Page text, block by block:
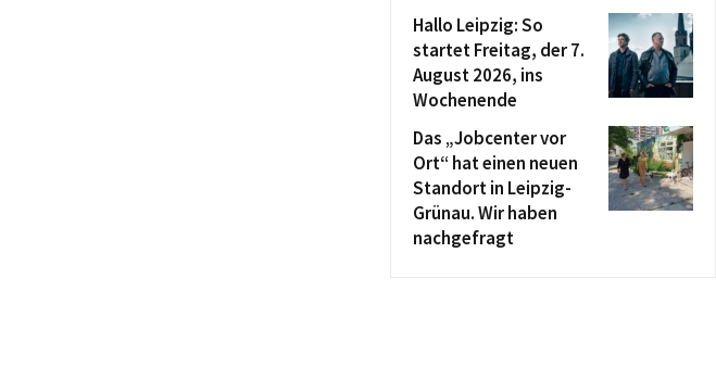
Hallo Leipzig: So
startet Freitag, der 7.
August 2026, ins
Wochenende
Das „Jobcenter vor
Ort“ hat einen neuen
Standort in Leipzig-
Grünau. Wir haben
nachgefragt